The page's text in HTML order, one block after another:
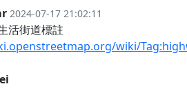
2024-07-17 21:02:11
活街道標註
wiki/